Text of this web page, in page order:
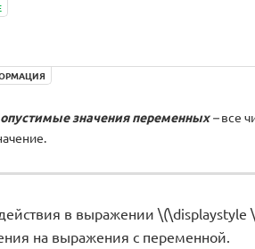
опустимые значения переменных –все
в выражении
на выражения с переменной.